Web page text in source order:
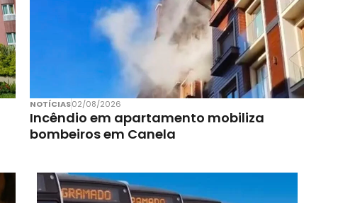
NOTÍCIAS02/08/2026
Incêndio em apartamento mobiliza
bombeiros em Canela